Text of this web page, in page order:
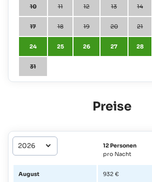
10 11 12 13 14
17 18 19 20 21
24 25 26 27 28
31
Preise
12 Personen
pro Nacht
August 932 €